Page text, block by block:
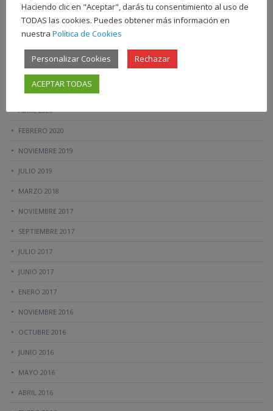
OCTUBRE 2021
AGOSTO 2021
JUNIO 2021
MAYO 2021
ABRIL 2021
ABRIL 2020
FEBRERO 2020
NOVIEMBRE 2019
JULIO 2019
MARZO 2018
NOVIEMBRE 2017
SEPTIEMBRE 2017
JULIO 2017
JUNIO 2017
ENERO 2017
NOVIEMBRE 2016
OCTUBRE 2016
JUNIO 2016
MAYO 2016
ABRIL 2016
Haciendo clic en "Aceptar", darás tu consentimiento al uso de
TODAS las cookies. Puedes obtener más información en
nuestra Política de Cookies
Personalizar Cookies Rechazar
ACEPTAR TODAS